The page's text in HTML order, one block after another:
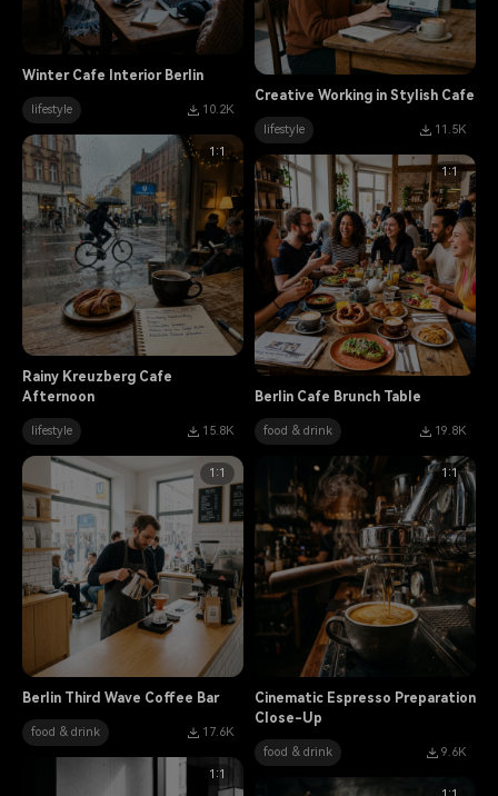
Winter Cafe Interior Berlin
lifestyle 10.2K
Creative Working in Stylish Cafe
lifestyle
11.5K
1:1
Rainy Kreuzberg Cafe
Afternoon
lifestyle 15.8K
1:1
Berlin Cafe Brunch Table
food & drink 19.8K
1:1
Berlin Third Wave Coffee Bar
food & drink 17.6K
1:1
Cinematic Espresso Preparation
Close-Up
food & drink
9.6K
1:1